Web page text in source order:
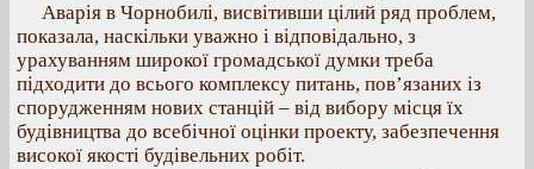
Аварія в Чорнобилі, висвітивши цілий ряд проблем,
показала, наскільки уважно і відповідально, з
урахуванням широкої громадської думки треба
підходити до всього комплексу питань, пов’язаних із
спорудженням нових станцій – від вибору місця їх
будівництва до всебічної оцінки проекту, забезпечення
високої якості будівельних робіт.